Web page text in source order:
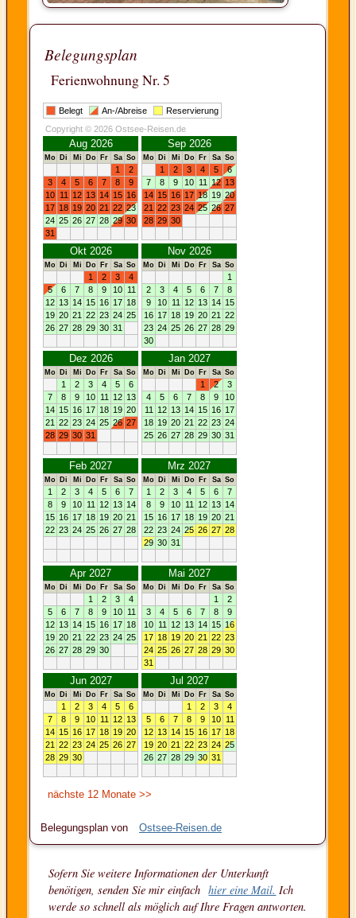
Belegungsplan
Ferienwohnung Nr. 5
Belegungsplan von Ostsee-Reisen.de
Sofern Sie weitere Informationen der Unterkunft
benötigen, senden Sie mir einfach hier eine Mail. Ich
werde so schnell als möglich auf Ihre Fragen antworten.